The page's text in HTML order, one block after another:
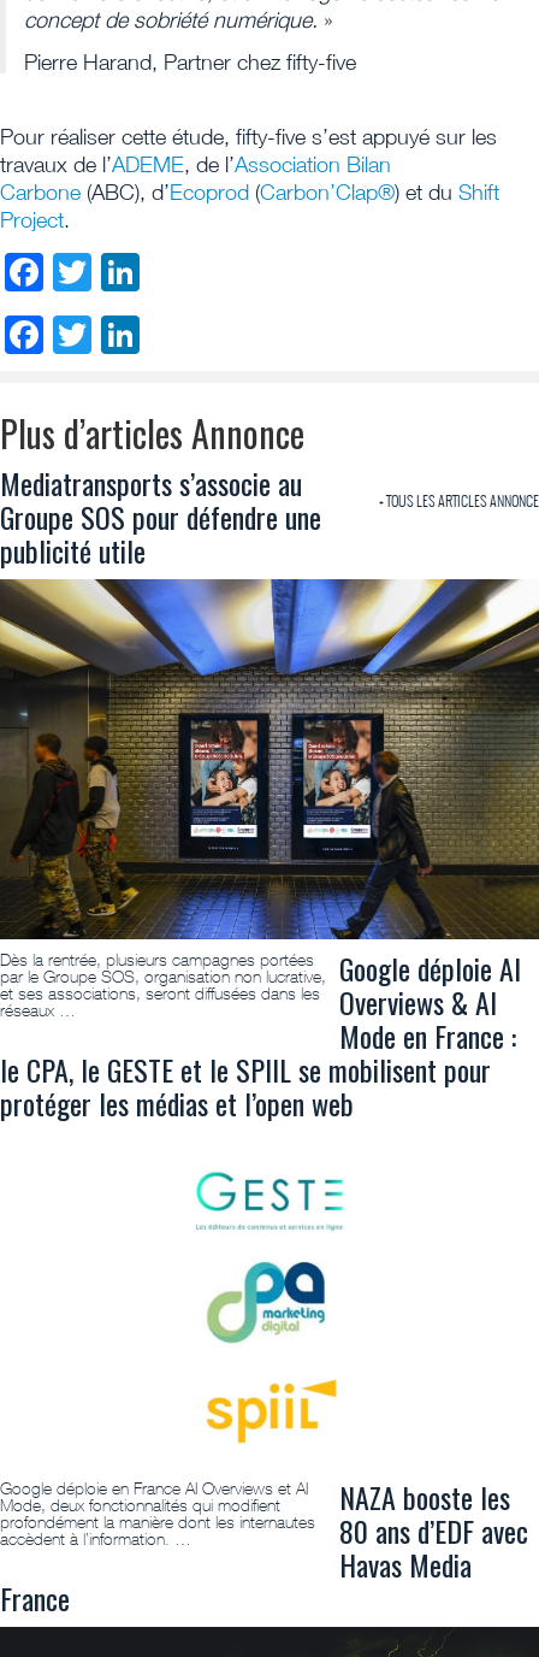
concept de sobriété numérique. »
Pierre Harand, Partner chez fifty-five
Pour réaliser cette étude, fifty-five s’est appuyé sur les
travaux de l’ADEME, de l’Association Bilan
Carbone (ABC), d’Ecoprod (Carbon’Clap®) et du Shift
Project.
Facebook
Twitter
Facebook
Twitter
Plus d’articles Annonce
+ TOUS LES ARTICLES ANNONCE
Mediatransports s’associe au
Groupe SOS pour défendre une
publicité utile
Dès la rentrée, plusieurs campagnes portées
par le Groupe SOS, organisation non lucrative,
et ses associations, seront diffusées dans les
réseaux …
Google déploie AI
Overviews & AI
Mode en France :
le CPA, le GESTE et le SPIIL se mobilisent pour
protéger les médias et l’open web
Google déploie en France AI Overviews et AI
Mode, deux fonctionnalités qui modifient
profondément la manière dont les internautes
accèdent à l’information. …
NAZA booste les
80 ans d’EDF avec
Havas Media
France